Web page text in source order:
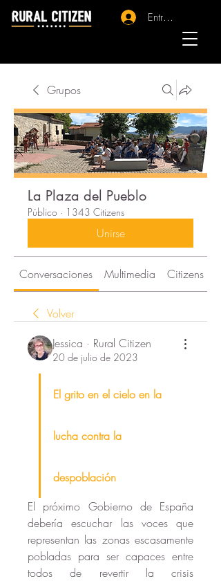
Entrar - Registro
Grupos
La Plaza del Pueblo
Público · 1343 Citizens
Unirse
Conversaciones Multimedia Citizens
Volver
Jessica · Rural Citizen
20 de julio de 2023
El grito en el cielo en la
lucha contra la
despoblación
El próximo Gobierno de España
debería escuchar las voces que
representan las zonas escasamente
pobladas para ser capaces entre
todos de revertir la crisis